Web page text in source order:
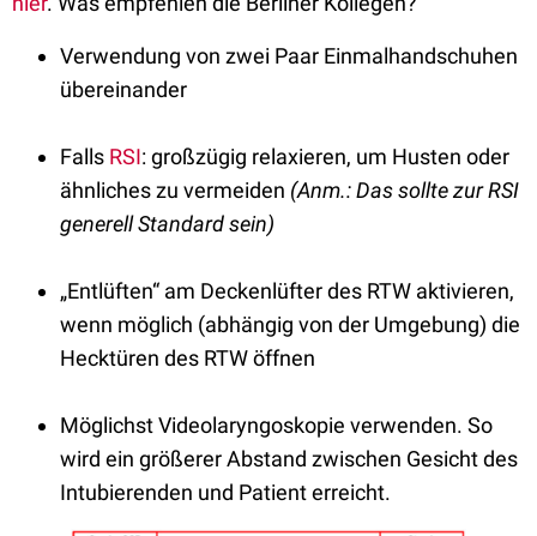
Verwendung von zwei Paar Einmalhandschuhen
übereinander
Falls RSI: großzügig relaxieren, um Husten oder
ähnliches zu vermeiden (Anm.: Das sollte zur RSI
generell Standard sein)
„Entlüften“ am Deckenlüfter des RTW aktivieren,
wenn möglich (abhängig von der Umgebung) die
Hecktüren des RTW öffnen
Möglichst Videolaryngoskopie verwenden. So
wird ein größerer Abstand zwischen Gesicht des
Intubierenden und Patient erreicht.